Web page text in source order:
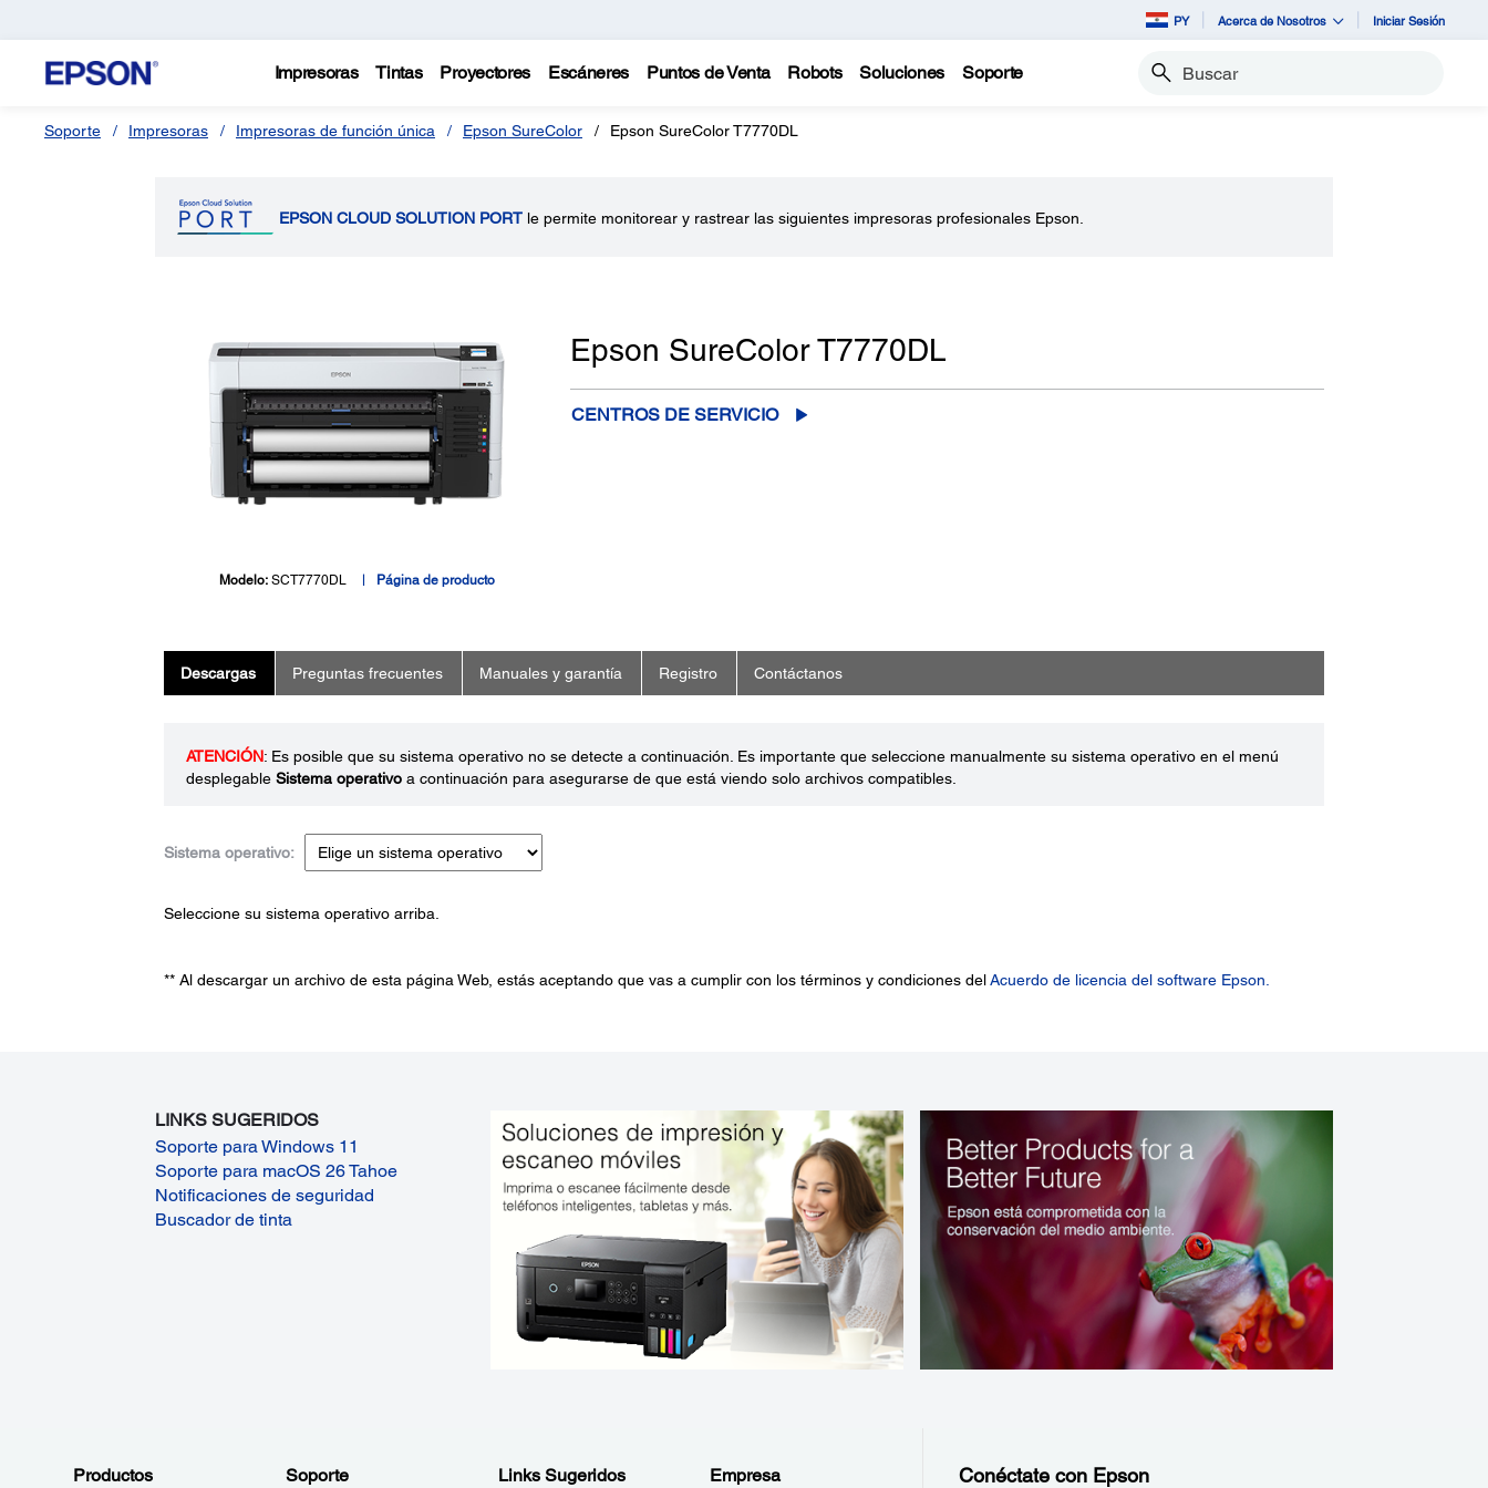
PY Acerca de Nosotros Iniciar Sesión
Impresoras Tintas Proyectores Escáneres Puntos de Venta Robots Soluciones Soporte Buscar
Soporte Impresoras Impresoras de función única Epson SureColor Epson SureColor T7770DL
EPSON CLOUD SOLUTION PORT le permite monitorear y rastrear las siguientes impresoras profesionales Epson.
Modelo:SCT7770DL Página de producto
Epson SureColor T7770DL
CENTROS DE SERVICIO
Descargas Preguntas frecuentes Manuales y garantía Registro Contáctanos
ATENCIÓN: Es posible que su sistema operativo no se detecte a continuación. Es importante que seleccione manualmente su sistema operativo en el menú
desplegable Sistema operativoa continuación para asegurarse de que está viendo solo archivos compatibles.
Sistema operativo:
Seleccione su sistema operativo arriba.
** Al descargar un archivo de esta página Web, estás aceptando que vas a cumplir con los términos y condiciones delAcuerdo de licencia del software Epson.
LINKS SUGERIDOS
Soporte para Windows 11
Soporte para macOS 26 Tahoe
Notificaciones de seguridad
Buscador de tinta
Productos Soporte Links Sugeridos Empresa Conéctate con Epson